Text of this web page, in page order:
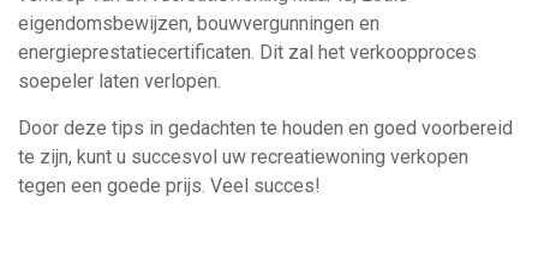
eigendomsbewijzen, bouwvergunningen en
energieprestatiecertificaten. Dit zal het verkoopproces
soepeler laten verlopen.
Door deze tips in gedachten te houden en goed voorbereid
te zijn, kunt u succesvol uw recreatiewoning verkopen
tegen een goede prijs. Veel succes!